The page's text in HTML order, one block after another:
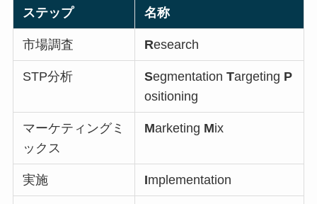
ステップ 名称
市場調査 Research
STP分析 SegmentationTargeting P
ositioning
マーケティングミ
ックス
Marketing Mix
実施 Implementation